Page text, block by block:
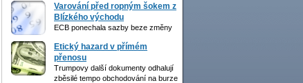
Varování před ropným šokem z
Blízkého východu
ECB ponechala sazby beze změny
Etický hazard v přímém
přenosu
Trumpovy další dokumenty odhalují
zběsilé tempo obchodování na burze